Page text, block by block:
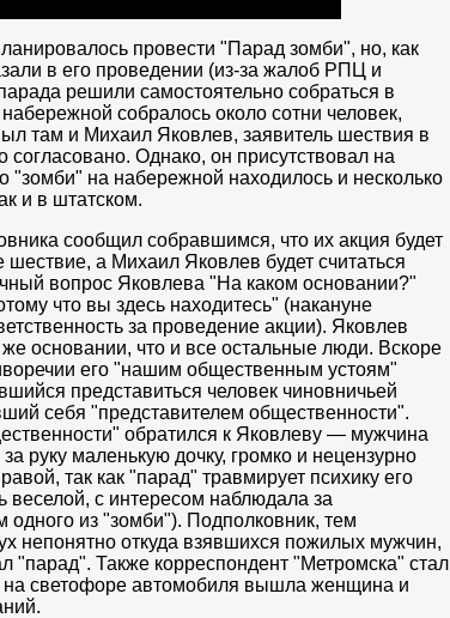
провести "Парад зомби", но, как
в его проведении (из-за жалоб РПЦ и
решили самостоятельно собраться в
собралось около сотни человек,
там и Михаил Яковлев, заявитель шествия в
согласовано. Однако, он присутствовал на
на набережной находилось и несколько
и в штатском.
сообщил собравшимся, что их акция будет
а Михаил Яковлев будет считаться
вопрос Яковлева "На каком основании?"
что вы здесь находитесь" (накануне
за проведение акции). Яковлев
основании, что и все остальные люди. Вскоре
его "нашим общественным устоям"
представиться человек чиновничьей
себя "представителем общественности".
обратился к Яковлеву — мужчина
руку маленькую дочку, громко и нецензурно
так как "парад" травмирует психику его
веселой, с интересом наблюдала за
одного из "зомби"). Подполковник, тем
непонятно откуда взявшихся пожилых мужчин,
"парад". Также корреспондент "Метромска" стал
на светофоре автомобиля вышла женщина и